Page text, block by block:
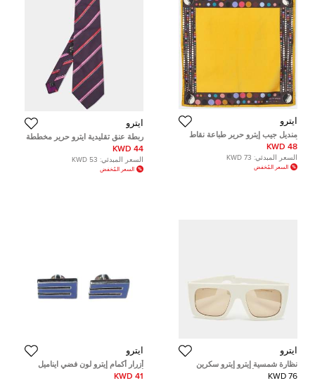
ايترو
منديل جيب إيترو حرير طباعة نقاط
أصفر
48 KWD
السعر المبدئي: 73 KWD
السعر المُخفض
ايترو
ربطة عنق تقليدية ايترو حرير مخططة
بقطر لونين وزرقاء كحلية
44 KWD
السعر المبدئي: 53 KWD
السعر المُخفض
ايترو
نظارة شمسية إيترو إيترو سكرين
مربعة SZJ70 أبيض/رمادي
76 KWD
ايترو
أزرار أكمام إيترو لون فضي ايناميل
أزرق E
41 KWD